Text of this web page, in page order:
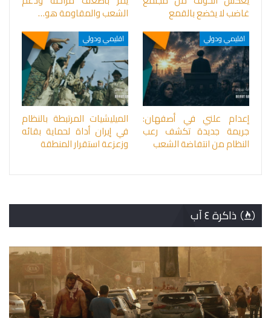
غاضب لا يخضع بالقمع الشعب والمقاومة هو…
اقليمي ودولي
إعدام علني في أصفهان:
جريمة جديدة تكشف رعب
النظام من انتفاضة الشعب
اقليمي ودولي
الميليشيات المرتبطة بالنظام
في إيران أداة لحماية بقائه
وزعزعة استقرار المنطقة
ذاكرة ٤ آب